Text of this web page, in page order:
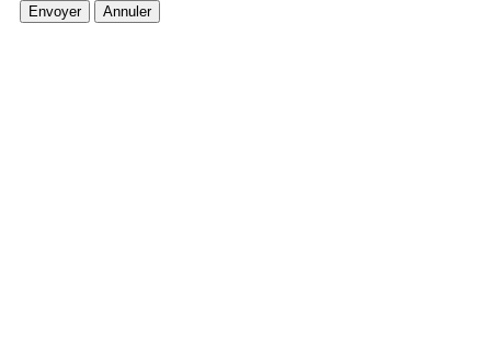
Envoyer Annuler